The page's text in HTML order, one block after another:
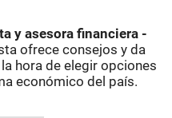
y asesora financiera -
ofrece consejos y da
hora de elegir opciones
económico del país.